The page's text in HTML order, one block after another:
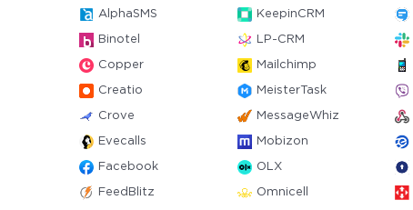
AlphaSMS KeepinCRM
Binotel LP-CRM
Copper Mailchimp
Creatio MeisterTask
Crove MessageWhiz
Evecalls Mobizon
Facebook OLX
FeedBlitz Omnicell